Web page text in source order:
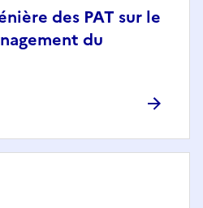
des PAT sur le
du